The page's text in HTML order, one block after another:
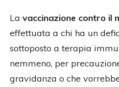
La vaccinazione contro il
effettuata a chi ha un
sottoposto a terapia
nemmeno, per
gravidanza o che